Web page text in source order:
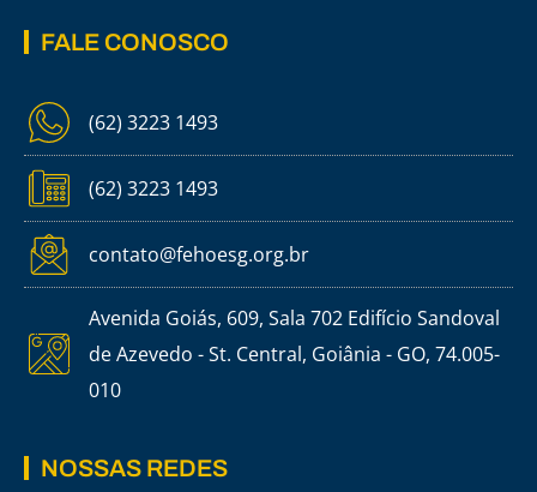
FALE CONOSCO
(62) 3223 1493
(62) 3223 1493
contato@fehoesg.org.br
Avenida Goiás, 609, Sala 702 Edifício Sandoval
de Azevedo - St. Central, Goiânia - GO, 74.005-
010
NOSSAS REDES